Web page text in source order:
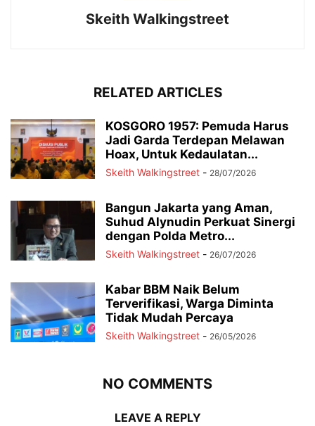
Skeith Walkingstreet
RELATED ARTICLES
KOSGORO 1957: Pemuda Harus
Jadi Garda Terdepan Melawan
Hoax, Untuk Kedaulatan...
Skeith Walkingstreet - 28/07/2026
Bangun Jakarta yang Aman,
Suhud Alynudin Perkuat Sinergi
dengan Polda Metro...
Skeith Walkingstreet - 26/07/2026
Kabar BBM Naik Belum
Terverifikasi, Warga Diminta
Tidak Mudah Percaya
Skeith Walkingstreet - 26/05/2026
NO COMMENTS
LEAVE A REPLY